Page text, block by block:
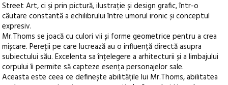
Street Art, ci și prin pictură, ilustrație și design grafic, într-o
căutare constantă a echilibrului între umorul ironic și conceptul
expresiv.
Mr.Thoms se joacă cu culori vii și forme geometrice pentru a crea
mișcare. Pereții pe care lucrează au o influență directă asupra
subiectului său. Excelenta sa înțelegere a arhitecturii și a limbajului
corpului îi permite să capteze esența personajelor sale.
Aceasta este ceea ce definește abilitățile lui Mr.Thoms, abilitatea